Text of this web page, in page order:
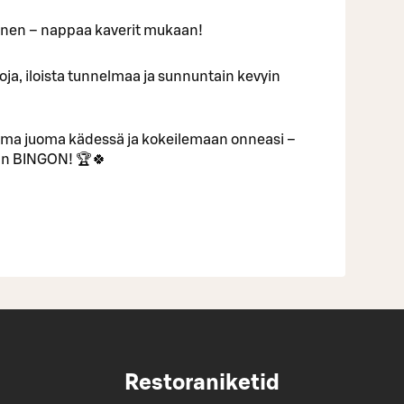
– nappaa kaverit mukaan!
iloista tunnelmaa ja sunnuntain kevyin
juoma kädessä ja kokeilemaan onneasi –
BINGON! 🏆🍀
Restoraniketid